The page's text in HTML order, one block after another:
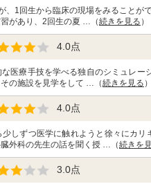
、1回生から臨床の現場をみることが
があり、2回生の夏 …（続きを見る ）
4.0点
医療手技を学べる独自のシミュレ
の施設を見学をして …（続きを見る ）
4.0点
しずつ医学に触れようと徐々にカ
外科の先生の話を聞く授 …（続きを
3.0点